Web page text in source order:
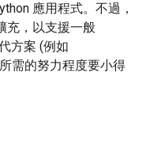
應用程式。不過，
充，以支援一般
方案 (例如
需的努力程度要小得